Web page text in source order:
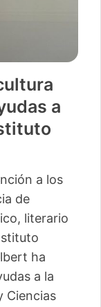
a
a los
de
literario
ha
a la
Ciencias